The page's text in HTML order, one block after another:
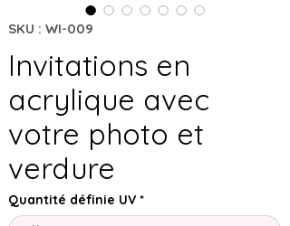
SKU : WI-009
Invitations en
acrylique avec
votre photo et
verdure
Quantité définie UV *